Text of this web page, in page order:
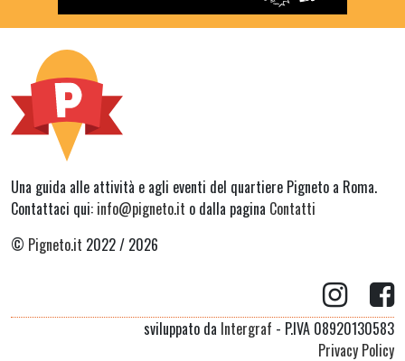
Una guida alle attività e agli eventi del quartiere Pigneto a Roma.
Contattaci qui: info@pigneto.it o dalla pagina Contatti
© Pigneto.it 2022 / 2026
sviluppato da Intergraf - P.IVA 08920130583
Privacy Policy